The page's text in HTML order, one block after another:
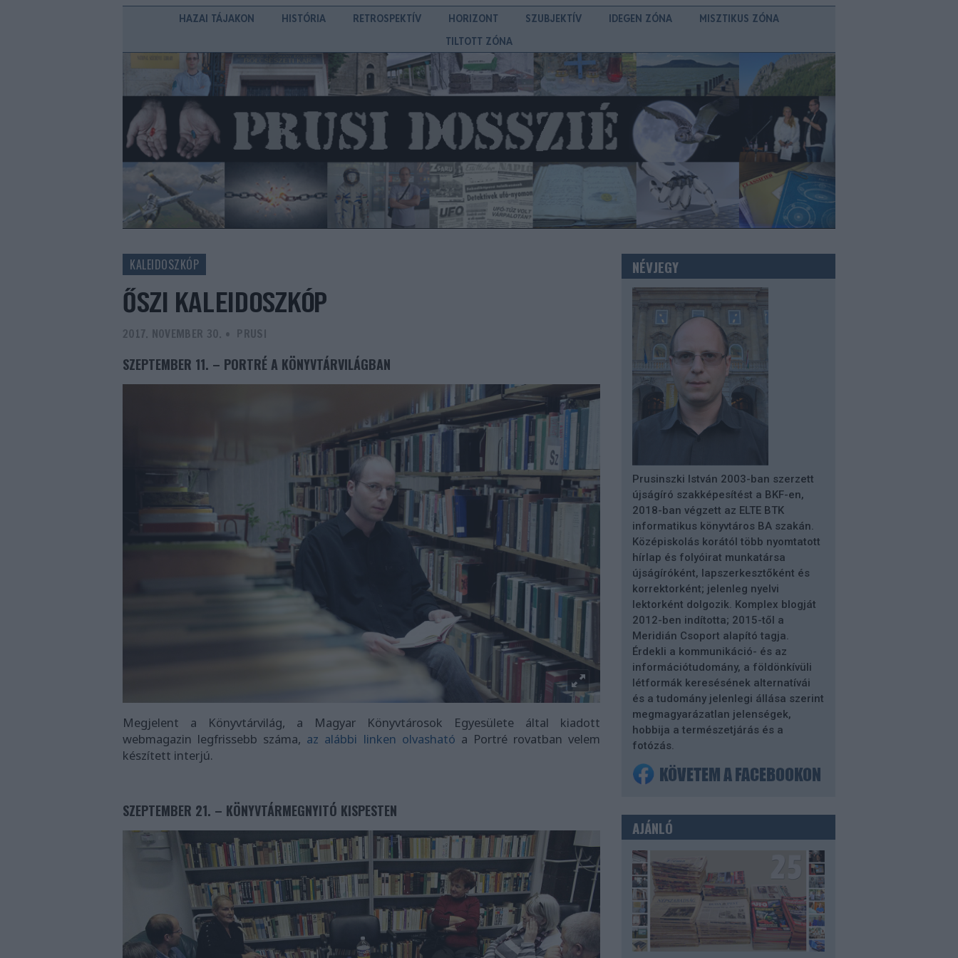
HAZAI TÁJAKON HISTÓRIA RETROSPEKTÍV HORIZONT SZUBJEKTÍV IDEGEN ZÓNA
MISZTIKUS ZÓNA
TILTOTT ZÓNA
ŐSZI KALEIDOSZKÓP
2017. NOVEMBER 30. - PRUSI
SZEPTEMBER 11. – PORTRÉ A KÖNYVTÁRVILÁGBAN
Megjelent a Könyvtárvilág, a Magyar Könyvtárosok Egyesülete által kiadott
webmagazin legfrissebb száma, az alábbi linken olvasható a Portré rovatban velem
készített interjú.
SZEPTEMBER 21. – KÖNYVTÁRMEGNYITÓ KISPESTEN
KALEIDOSZKÓP NÉVJEGY
Prusinszki István 2003-ban szerzett
újságíró szakképesítést a BKF-en,
2018-ban végzett az ELTE BTK
informatikus könyvtáros BA szakán.
Középiskolás korától több nyomtatott
hírlap és folyóirat munkatársa
újságíróként, lapszerkesztőként és
korrektorként; jelenleg nyelvi
lektorként dolgozik. Komplex blogját
2012-ben indította; 2015-től a
Meridián Csoport alapító tagja.
Érdekli a kommunikáció- és az
információtudomány, a földönkívüli
létformák keresésének alternatívái
és a tudomány jelenlegi állása szerint
megmagyarázatlan jelenségek,
hobbija a természetjárás és a
fotózás.
AJÁNLÓ